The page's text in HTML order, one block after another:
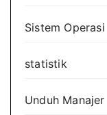
Sistem Operasi
statistik
Unduh Manajer